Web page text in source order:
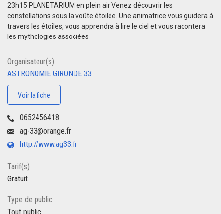
23h15 PLANETARIUM en plein air Venez découvrir les
constellations sous la voûte étoilée. Une animatrice vous guidera à
travers les étoiles, vous apprendra à lire le ciel et vous racontera
les mythologies associées
Organisateur(s)
ASTRONOMIE GIRONDE 33
Voir la fiche
0652456418
ag-33@orange.fr
http://www.ag33.fr
Tarif(s)
Gratuit
Type de public
Tout public